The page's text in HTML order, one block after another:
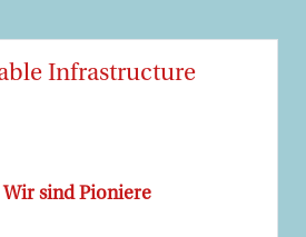
Infrastructure
Wir sind Pioniere